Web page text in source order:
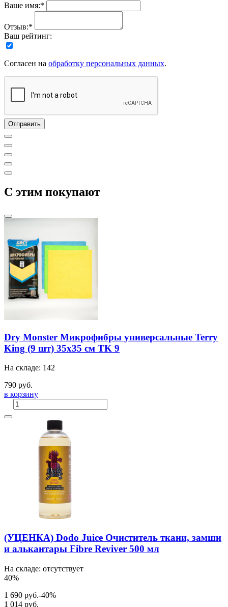
Ваше имя:*
Отзыв:*
Ваш рейтинг:
Согласен на обработку персональных данных.
C этим покупают
Dry Monster Микрофибры универсальные Terry
King (9 шт) 35х35 см TK 9
На складе: 142
790 руб.
в корзину
(УЦЕНКА) Dodo Juice Очиститель ткани, замши
и алькантары Fibre Reviver 500 мл
На складе: отсутствует
40%
1 690 руб.-40%
1 014 руб.